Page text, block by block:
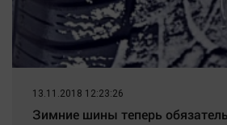
13.11.2018 12:23:26
Зимние шины теперь